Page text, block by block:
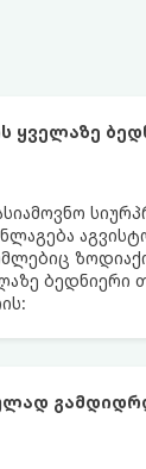
ყველაზე
ბედნიერი